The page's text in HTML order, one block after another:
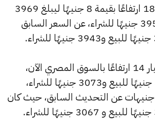
وشهد سعر عيار 18 ارتفاعًا بقيمة 8 جنيهًا ليبلغ 3969
جنيهًا للبيع و3951 جنيهًا للشراء، عن السعر السابق
كما شهد سعر عيار 14 ارتفاعًا بالسوق المصري الآن،
حيث بلغ 3087 جنيهًا للبيع و3073 جنيهًا للشراء،
مرتفعًا بمقدار 6 جنيهات عن التحديث السابق، حيث كان